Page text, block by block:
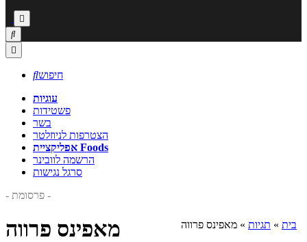



חיפוש
עוגיות
פשטידות
בשר
הצטרפות לניוזלטר
אפליקציית Foods
הרשמה לוובינר
סרגל נגישות
- פרסומת -
בית » תגיות » מאפינס פרווה מאפינס פרווה